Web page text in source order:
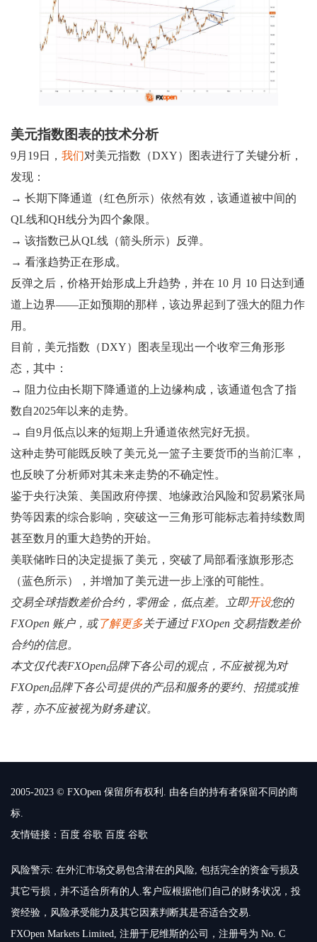
美元指数图表的技术分析
9月19日， 我们对美元指数（DXY）图表进行了关键分析，
发现：
→ 长期下降通道（红色所示）依然有效，该通道被中间的
QL线和QH线分为四个象限。
→ 该指数已从QL线（箭头所示）反弹。
→ 看涨趋势正在形成。
反弹之后，价格开始形成上升趋势，并在 10 月 10 日达到通
道上边界——正如预期的那样，该边界起到了强大的阻力作
用。
目前，美元指数（DXY）图表呈现出一个收窄三角形形
态，其中：
→ 阻力位由长期下降通道的上边缘构成，该通道包含了指
数自2025年以来的走势。
→ 自9月低点以来的短期上升通道依然完好无损。
这种走势可能既反映了美元兑一篮子主要货币的当前汇率，
也反映了分析师对其未来走势的不确定性。
鉴于央行决策、美国政府停摆、地缘政治风险和贸易紧张局
势等因素的综合影响，突破这一三角形可能标志着持续数周
甚至数月的重大趋势的开始。
美联储昨日的决定提振了美元，突破了局部看涨旗形形态
（蓝色所示），并增加了美元进一步上涨的可能性。
交易全球指数差价合约，零佣金，低点差。立即开设您的
FXOpen 账户，或了解更多关于通过 FXOpen 交易指数差价
合约的信息。
本文仅代表FXOpen品牌下各公司的观点，不应被视为对
FXOpen品牌下各公司提供的产品和服务的要约、招揽或推
荐，亦不应被视为财务建议。
2005-2023 © FXOpen 保留所有权利. 由各自的持有者保留不同的商
标.
友情链接： 百度 谷歌 百度 谷歌
风险警示: 在外汇市场交易包含潜在的风险, 包括完全的资金亏损及
其它亏损，并不适合所有的人.客户应根据他们自己的财务状况，投
资经验，风险承受能力及其它因素判断其是否适合交易.
FXOpen Markets Limited, 注册于尼维斯的公司，注册号为 No. C